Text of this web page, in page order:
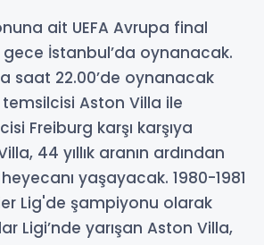
ait UEFA Avrupa final
gece İstanbul’da oynanacak.
saat 22.00’de oynanacak
Aston Villa ile
Freiburg karşı karşıya
44 yıllık aranın ardından
yaşayacak. 1980-1981
Lig'de şampiyonu olarak
Ligi’nde yarışan Aston Villa,